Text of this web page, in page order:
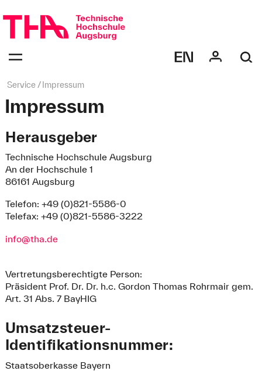
überspringen
bestätigen
des
Seitenpfad:
Service Impressum
Impressum
Herausgeber
Technische Hochschule Augsburg
An der Hochschule 1
86161 Augsburg
Telefon: +49 (0)821-5586-0
Telefax: +49 (0)821-5586-3222
info@tha.de
Vertretungsberechtigte Person:
Präsident Prof. Dr. Dr. h.c. Gordon Thomas Rohrmair gem.
Art. 31 Abs. 7 BayHIG
Umsatzsteuer-
Identifikationsnummer:
Staatsoberkasse Bayern